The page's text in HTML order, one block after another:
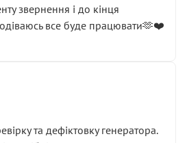
звернення і до кінця
все буде працювати🫶❤️
та дефіктовку генератора.